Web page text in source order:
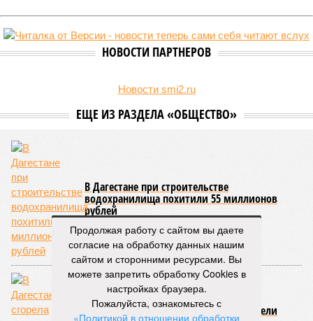
НОВОСТИ ПАРТНЕРОВ
Новости smi2.ru
ЕЩЕ ИЗ РАЗДЕЛА «ОБЩЕСТВО»
В Дагестане при строительстве
водохранилища похитили 55 миллионов
рублей
В Дагестане сгорела школа. Поджигатели
Продолжая работу с сайтом вы даете
согласие на обработку данных нашим
сайтом и сторонними ресурсами. Вы
можете запретить обработку Cookies в
настройках браузера.
Пожалуйста, ознакомьтесь с
«Политикой в отношении обработки